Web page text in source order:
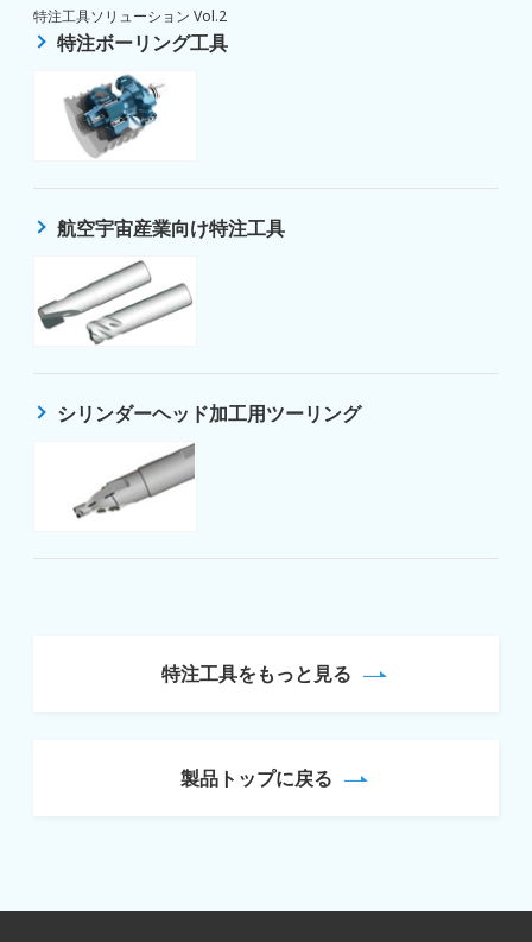
特注工具ソリューション Vol.2
特注ボーリング工具
航空宇宙産業向け特注工具
シリンダーヘッド加工用ツーリング
特注工具をもっと見る
製品トップに戻る